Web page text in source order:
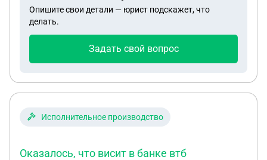
лист приставам, бывший муж - иностранный
гражданин, там еще проблемы собрать и подать
пожалуйста, как лучше сделать.
Опишите свои детали — юрист подскажет, что
делать.
Задать свой вопрос
Исполнительное производство
Оказалось, что висит в банке втб